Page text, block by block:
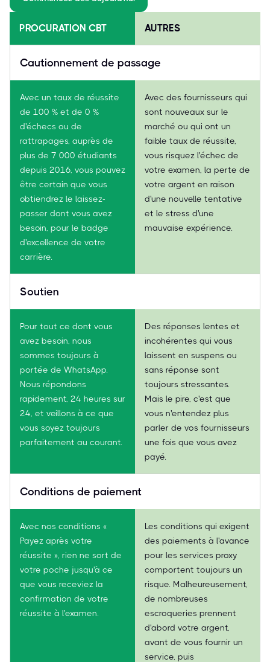
PROCURATION CBT AUTRES
Cautionnement de passage
Avec un taux de réussite
de 100 % et de 0 %
d'échecs ou de
rattrapages, auprès de
plus de 7 000 étudiants
depuis 2016, vous pouvez
être certain que vous
obtiendrez le laissez-
passer dont vous avez
besoin, pour le badge
d'excellence de votre
carrière.
Avec des fournisseurs qui
sont nouveaux sur le
marché ou qui ont un
faible taux de réussite,
vous risquez l'échec de
votre examen, la perte de
votre argent en raison
d'une nouvelle tentative
et le stress d'une
mauvaise expérience.
Soutien
Pour tout ce dont vous
avez besoin, nous
sommes toujours à
portée de WhatsApp.
Nous répondons
rapidement, 24 heures sur
24, et veillons à ce que
vous soyez toujours
parfaitement au courant.
Des réponses lentes et
incohérentes qui vous
laissent en suspens ou
sans réponse sont
toujours stressantes.
Mais le pire, c'est que
vous n'entendez plus
parler de vos fournisseurs
une fois que vous avez
payé.
Conditions de paiement
Avec nos conditions «
Payez après votre
réussite », rien ne sort de
votre poche jusqu'à ce
que vous receviez la
confirmation de votre
réussite à l'examen.
Les conditions qui exigent
des paiements à l'avance
pour les services proxy
comportent toujours un
risque. Malheureusement,
de nombreuses
escroqueries prennent
d'abord votre argent,
avant de vous fournir un
service, puis